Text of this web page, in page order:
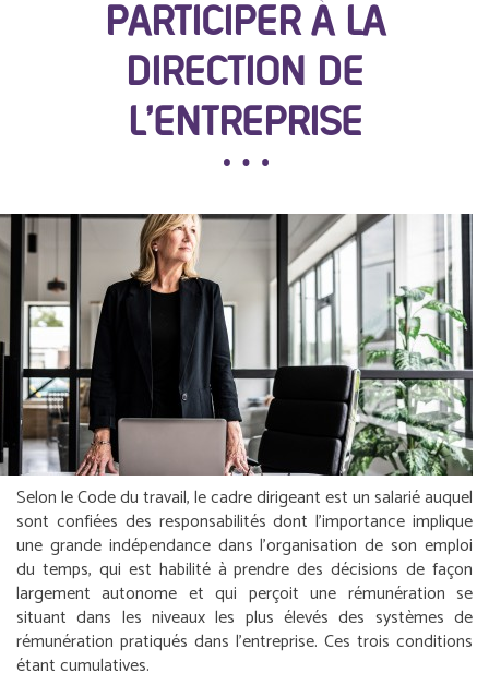
PARTICIPER À LA
DIRECTION DE
L’ENTREPRISE
Selon le Code du travail, le cadre dirigeant est un salarié auquel
sont confiées des responsabilités dont l’importance implique
une grande indépendance dans l’organisation de son emploi
du temps, qui est habilité à prendre des décisions de façon
largement autonome et qui perçoit une rémunération se
situant dans les niveaux les plus élevés des systèmes de
rémunération pratiqués dans l’entreprise. Ces trois conditions
étant cumulatives.